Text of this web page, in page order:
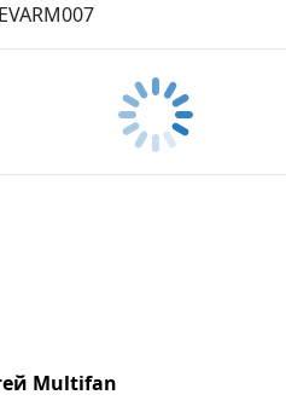
Multifan